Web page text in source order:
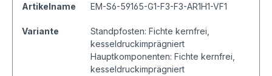
Artikelname EM-S6-59165-G1-F3-F3-AR1H1-VF1
Variante
Standpfosten: Fichte kernfrei,
kesseldruckimprägniert
Hauptkomponenten: Fichte kernfrei,
kesseldruckimprägniert